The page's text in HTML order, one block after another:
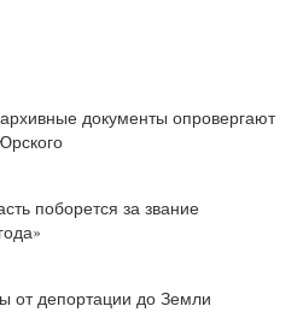
документы опровергают
поборется за звание
от депортации до Земли